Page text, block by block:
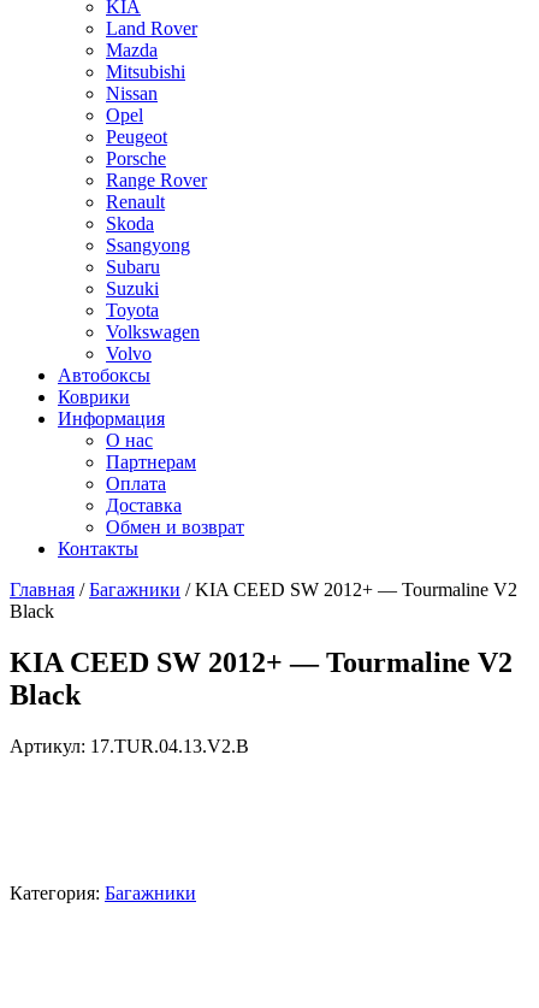
KIA
Land Rover
Mazda
Mitsubishi
Nissan
Opel
Peugeot
Porsche
Range Rover
Renault
Skoda
Ssangyong
Subaru
Suzuki
Toyota
Volkswagen
Volvo
Автобоксы
Коврики
Информация
О нас
Партнерам
Оплата
Доставка
Обмен и возврат
Контакты
Главная /Багажники / KIA CEED SW 2012+ — Tourmaline V2
Black
KIA CEED SW 2012+ — Tourmaline V2
Black
Артикул: 17.TUR.04.13.V2.B
Категория: Багажники